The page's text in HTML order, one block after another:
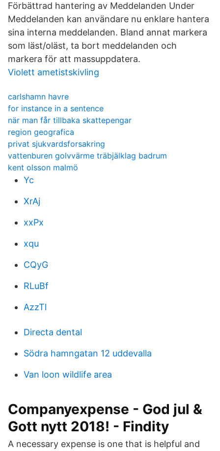
Förbättrad hantering av Meddelanden Under
Meddelanden kan användare nu enklare hantera
sina interna meddelanden. Bland annat markera
som läst/oläst, ta bort meddelanden och
markera för att massuppdatera.
Violett ametistskivling
carlshamn havre
for instance in a sentence
när man får tillbaka skattepengar
region geografica
privat sjukvardsforsakring
vattenburen golvvärme träbjälklag badrum
kent olsson malmö
Yc
XrAj
xxPx
xqu
CQyG
RLuBf
AzzTl
Directa dental
Södra hamngatan 12 uddevalla
Van loon wildlife area
Companyexpense - God jul &
Gott nytt 2018! - Findity
A necessary expense is one that is helpful and